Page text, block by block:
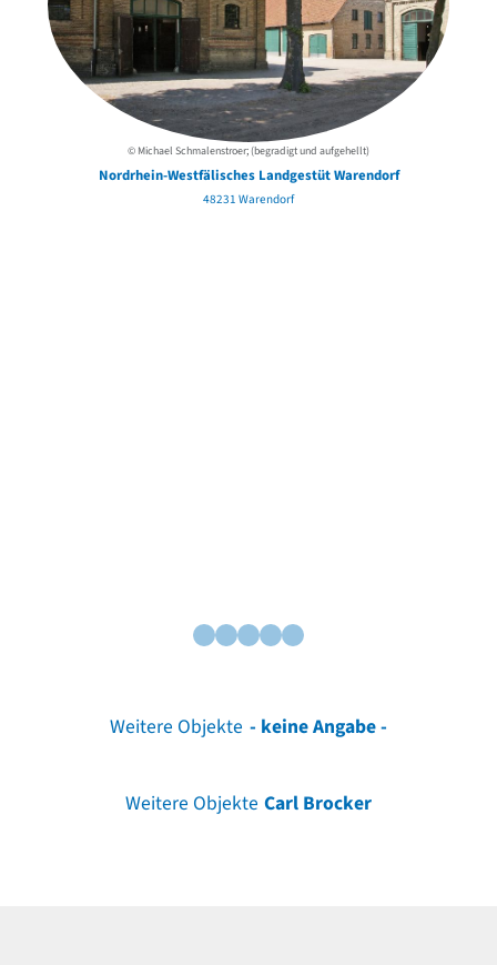
© Michael Schmalenstroer; (begradigt und aufgehellt)
Nordrhein-Westfälisches Landgestüt Warendorf
48231 Warendorf
Weitere Objekte - keine Angabe -
Weitere Objekte Carl Brocker